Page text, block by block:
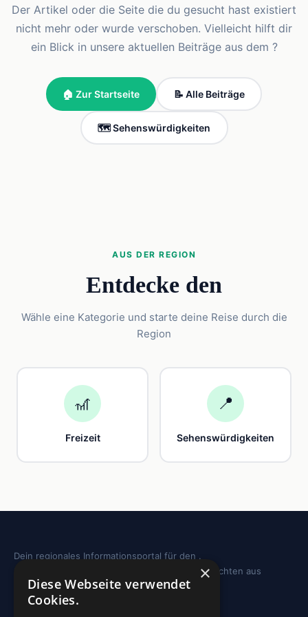
Der Artikel oder die Seite die du gesucht hast existiert
nicht mehr oder wurde verschoben. Vielleicht hilft dir
ein Blick in unsere aktuellen Beiträge aus dem ?
🏠 Zur Startseite 📝 Alle Beiträge
🗺️ Sehenswürdigkeiten
AUS DER REGION
Entdecke den
Wähle eine Kategorie und starte deine Reise durch die
Region
🎢
Freizeit
📍
Sehenswürdigkeiten
Dein regionales Informationsportal für den .
Sehenswürdigkeiten, Ausflugstipps und Geschichten aus
deiner Region.
×
Diese Webseite verwendet
Cookies.